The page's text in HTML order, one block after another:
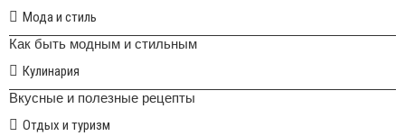
Мода и стиль
Как быть модным и стильным
Кулинария
Вкусные и полезные рецепты
Отдых и туризм